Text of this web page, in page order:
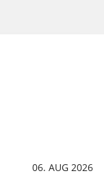
06. AUG 2026